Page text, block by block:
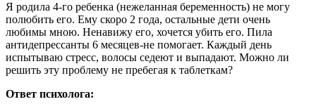
Я родила 4-го ребенка (нежеланная беременность) не могу
полюбить его. Ему скоро 2 года, остальные дети очень
любимы мною. Ненавижу его, хочется убить его. Пила
антидепрессанты 6 месяцев-не помогает. Каждый день
испытываю стресс, волосы седеют и выпадают. Можно ли
решить эту проблему не пребегая к таблеткам?
Ответ психолога: